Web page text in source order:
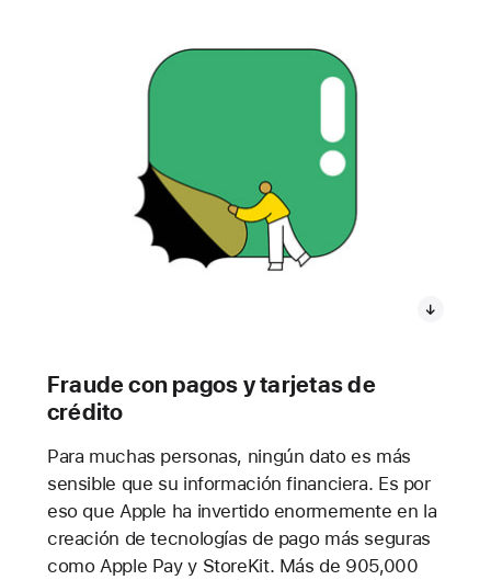
Fraude con pagos y tarjetas de
crédito
Para muchas personas, ningún dato es más
sensible que su información financiera. Es por
eso que Apple ha invertido enormemente en la
creación de tecnologías de pago más seguras
como Apple Pay y StoreKit. Más de 905,000